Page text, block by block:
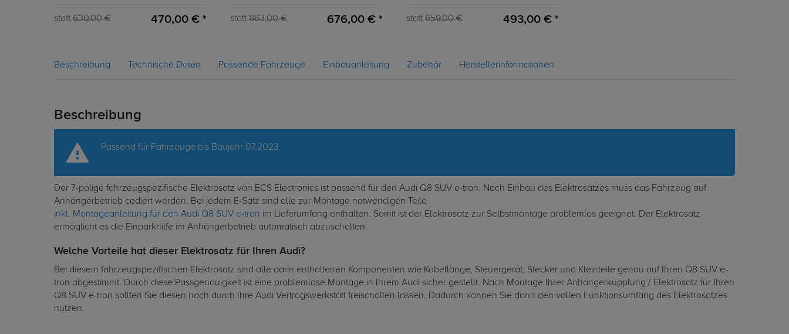
statt 630,00 € 470,00 € * statt 863,00 € 676,00 € * statt 659,00 € 493,00 € *
Beschreibung Technische Daten Passende Fahrzeuge Einbauanleitung Zubehör Herstellerinformationen
Beschreibung
Passend für Fahrzeuge bis Baujahr 07.2023.
Der 7-polige fahrzeugspezifische Elektrosatz von ECS Electronics ist passend für den Audi Q8 SUV e-tron. Nach Einbau des Elektrosatzes muss das Fahrzeug auf
Anhängerbetrieb codiert werden. Bei jedem E-Satz sind alle zur Montage notwendigen Teile
inkl. Montageanleitung für den Audi Q8 SUV e-tron im Lieferumfang enthalten. Somit ist der Elektrosatz zur Selbstmontage problemlos geeignet. Der Elektrosatz
ermöglicht es die Einparkhilfe im Anhängerbetrieb automatisch abzuschalten.
Welche Vorteile hat dieser Elektrosatz für Ihren Audi?
Bei diesem fahrzeugspezifischen Elektrosatz sind alle darin enthaltenen Komponenten wie Kabellänge, Steuergerät, Stecker und Kleinteile genau auf Ihren Q8 SUV e-
tron abgestimmt. Durch diese Passgenauigkeit ist eine problemlose Montage in Ihrem Audi sicher gestellt. Nach Montage Ihrer Anhängerkupplung / Elektrosatz für Ihren
Q8 SUV e-tron sollten Sie diesen noch durch Ihre Audi Vertragswerkstatt freischalten lassen. Dadurch können Sie dann den vollen Funktionsumfang des Elektrosatzes
nutzen.